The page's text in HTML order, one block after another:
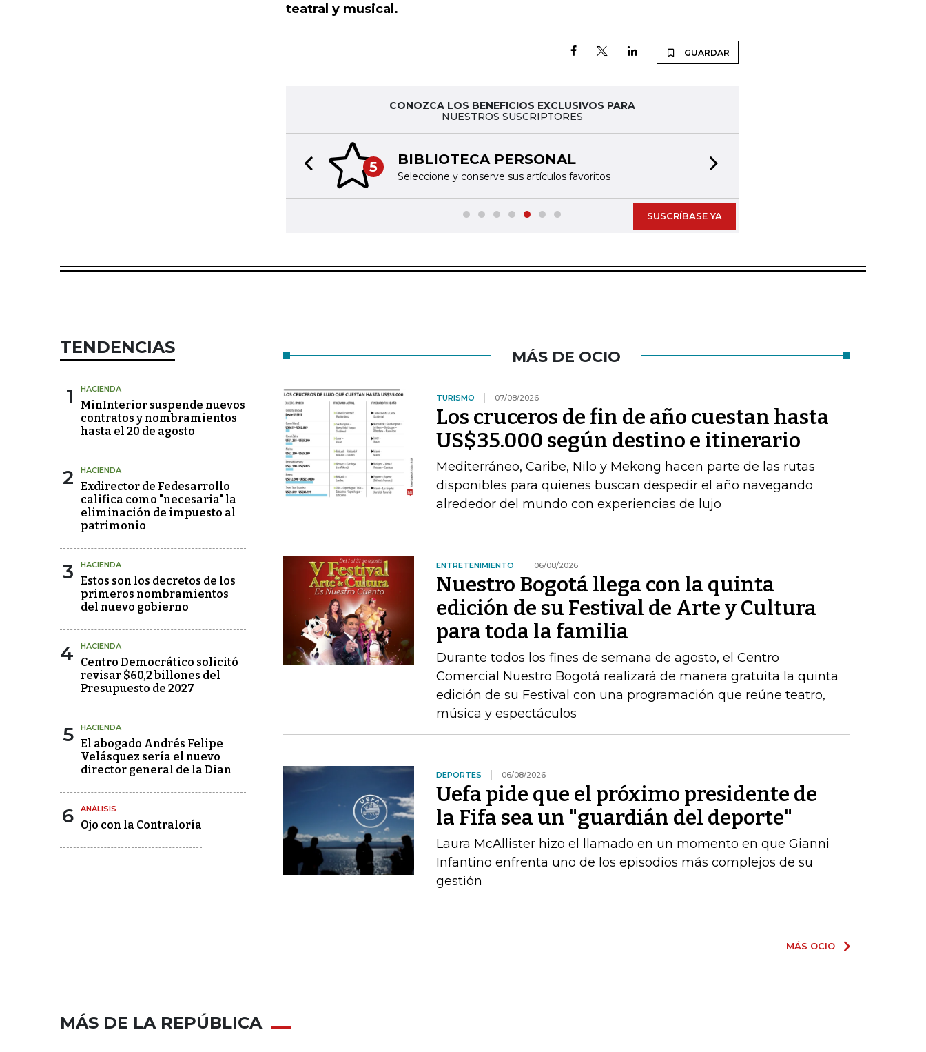
teatral y musical.
GUARDAR
CONOZCA LOS BENEFICIOS EXCLUSIVOS PARA
NUESTROS SUSCRIPTORES
5 BIBLIOTECA PERSONAL
Seleccione y conserve sus artículos favoritos
Previous slide
SUSCRÍBASE YA
TENDENCIAS
1 HACIENDA
MinInterior suspende nuevos
contratos y nombramientos
hasta el 20 de agosto
2 HACIENDA
Exdirector de Fedesarrollo
califica como "necesaria" la
eliminación de impuesto al
patrimonio
3 HACIENDA
Estos son los decretos de los
primeros nombramientos
del nuevo gobierno
4 HACIENDA
Centro Democrático solicitó
revisar $60,2 billones del
Presupuesto de 2027
5 HACIENDA
El abogado Andrés Felipe
Velásquez sería el nuevo
director general de la Dian
6 ANÁLISIS
Ojo con la Contraloría
MÁS DE OCIO
TURISMO 07/08/2026
Los cruceros de fin de año cuestan hasta
US$35.000 según destino e itinerario
Mediterráneo, Caribe, Nilo y Mekong hacen parte de las rutas
disponibles para quienes buscan despedir el año navegando
alrededor del mundo con experiencias de lujo
ENTRETENIMIENTO 06/08/2026
Nuestro Bogotá llega con la quinta
edición de su Festival de Arte y Cultura
para toda la familia
Durante todos los fines de semana de agosto, el Centro
Comercial Nuestro Bogotá realizará de manera gratuita la quinta
edición de su Festival con una programación que reúne teatro,
música y espectáculos
DEPORTES 06/08/2026
Uefa pide que el próximo presidente de
la Fifa sea un "guardián del deporte"
Laura McAllister hizo el llamado en un momento en que Gianni
Infantino enfrenta uno de los episodios más complejos de su
gestión
MÁS OCIO
MÁS DE LA REPÚBLICA